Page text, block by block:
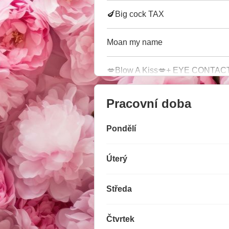
🍆Big cock TAX
Moan my name
💋Blow A Kiss💋+ EYE
Pracovní doba
Pondělí
Úterý
Středa
Čtvrtek